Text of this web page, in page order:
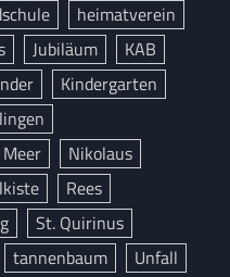
heimatverein
Jubiläum
KAB
Kindergarten
Nikolaus
Rees
St. Quirinus
tannenbaum
Unfall